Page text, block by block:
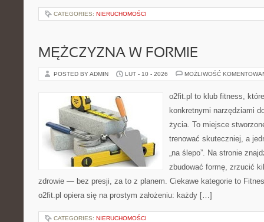
CATEGORIES: NIERUCHOMOŚCI
MĘŻCZYZNA W FORMIE
POSTED BY ADMIN LUT - 10 - 2026 MOŻLIWOŚĆ
o2fit.pl to klub fitness,
konkretnymi narzędziami
życia. To miejsce
trenować skuteczniej, a
„na ślepo”. Na stronie
zbudować formę, zrzucić
zdrowie — bez presji, za to z planem. Ciekawe kategorie to
o2fit.pl opiera się na prostym założeniu: każdy […]
CATEGORIES: NIERUCHOMOŚCI